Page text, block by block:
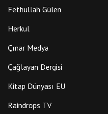
Fethullah Gülen
Herkul
Çınar Medya
Çağlayan Dergisi
Kitap Dünyası EU
Raindrops TV